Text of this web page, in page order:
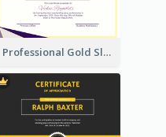
Professional Gold Sleek Triangular Elegant Certificate Design